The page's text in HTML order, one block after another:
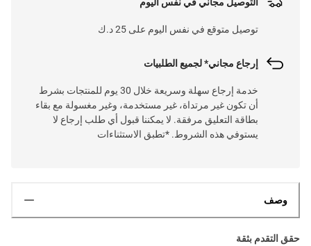
توصيل متوقع في نفس اليوم على 25 د.ك
إرجاع مجاني* لجميع الطلبيات
خدمة إرجاع سهلة وسريعة خلال 30 يوم للمنتجات بشرط
أن تكون غير مرتداة، غير مستخدمة، وغير مغسولة مع بقاء
بطاقة التعليق مرفقة. لا يمكننا قبول أي طلب إرجاع لا
يستوفي هذه الشروط. *تطبق الاستثناءات
وصف
حقق التقدم بثقة